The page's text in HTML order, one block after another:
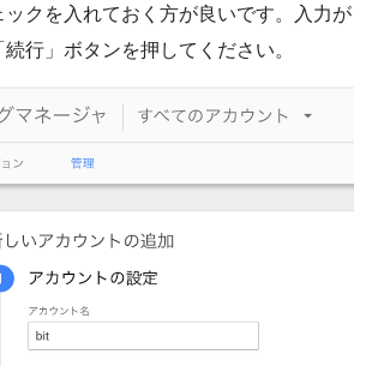
クを入れておく方が良いです。入力が
行」ボタンを押してください。